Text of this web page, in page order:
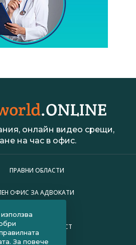
онлайн видео срещи,
на час в офис.
ПРАВНИ ОБЛАСТИ
ОФИС ЗА АДВОКАТИ
ЗА ПОВЕРИТЕЛНОСТ
За повече